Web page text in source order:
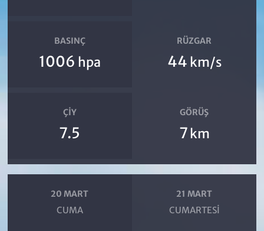
BASINÇ
1006 hpa
RÜZGAR
44 km/s
ÇIY
7.5
GÖRÜŞ
7 km
20 MART
CUMA
21 MART
CUMARTESI